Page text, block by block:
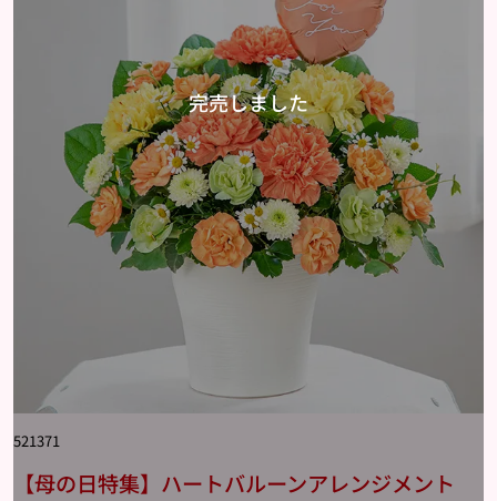
521371
【母の日特集】ハートバルーンアレンジメント